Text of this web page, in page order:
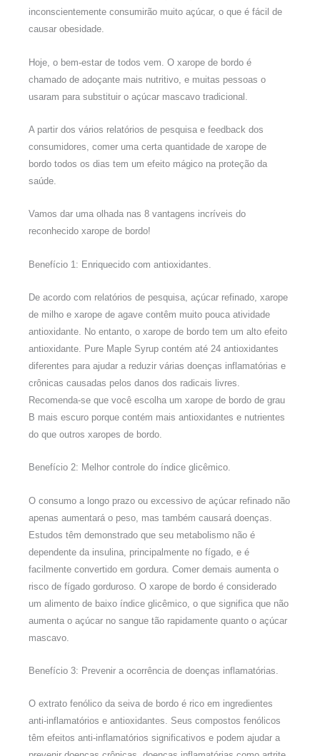
inconscientemente consumirão muito açúcar, o que é fácil de
causar obesidade.
Hoje, o bem-estar de todos vem. O xarope de bordo é
chamado de adoçante mais nutritivo, e muitas pessoas o
usaram para substituir o açúcar mascavo tradicional.
A partir dos vários relatórios de pesquisa e feedback dos
consumidores, comer uma certa quantidade de xarope de
bordo todos os dias tem um efeito mágico na proteção da
saúde.
Vamos dar uma olhada nas 8 vantagens incríveis do
reconhecido xarope de bordo!
Benefício 1: Enriquecido com antioxidantes.
De acordo com relatórios de pesquisa, açúcar refinado, xarope
de milho e xarope de agave contêm muito pouca atividade
antioxidante. No entanto, o xarope de bordo tem um alto efeito
antioxidante. Pure Maple Syrup contém até 24 antioxidantes
diferentes para ajudar a reduzir várias doenças inflamatórias e
crônicas causadas pelos danos dos radicais livres.
Recomenda-se que você escolha um xarope de bordo de grau
B mais escuro porque contém mais antioxidantes e nutrientes
do que outros xaropes de bordo.
Benefício 2: Melhor controle do índice glicêmico.
O consumo a longo prazo ou excessivo de açúcar refinado não
apenas aumentará o peso, mas também causará doenças.
Estudos têm demonstrado que seu metabolismo não é
dependente da insulina, principalmente no fígado, e é
facilmente convertido em gordura. Comer demais aumenta o
risco de fígado gorduroso. O xarope de bordo é considerado
um alimento de baixo índice glicêmico, o que significa que não
aumenta o açúcar no sangue tão rapidamente quanto o açúcar
mascavo.
Benefício 3: Prevenir a ocorrência de doenças inflamatórias.
O extrato fenólico da seiva de bordo é rico em ingredientes
anti-inflamatórios e antioxidantes. Seus compostos fenólicos
têm efeitos anti-inflamatórios significativos e podem ajudar a